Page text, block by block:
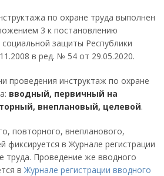
по охране труда выполнен
3 к постановлению
защиты Республики
в ред. № 54 от 29.05.2020.
проведения инструктаж по охране
вводный, первичный на
внеплановый, целевой.
повторного, внепланового,
фиксируется в Журнале регистрации
труда. Проведение же вводного
вЖурнале регистрации вводного